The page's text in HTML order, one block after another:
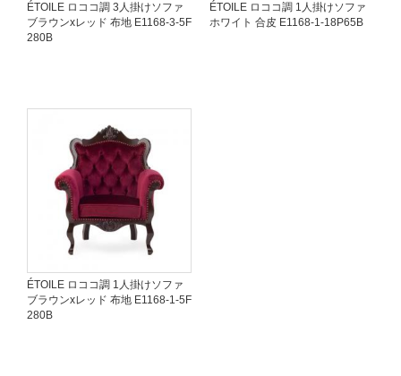
ÉTOILE ロココ調 3人掛けソファ
ブラウンxレッド 布地 E1168-3-5F
280B
ÉTOILE ロココ調 1人掛けソファ
ホワイト 合皮 E1168-1-18P65B
ÉTOILE ロココ調 1人掛けソファ
ブラウンxレッド 布地 E1168-1-5F
280B